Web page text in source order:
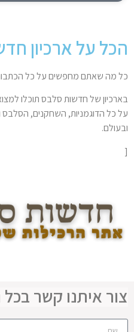
הכל על ארכיון
כל מה שאתם מחפשים על כל
בארכיון של חדשות סלבס תוכלו
על כל הדוגמניות, השחקנים, הסלבס
ובעולם.
[
צור איתנו קשר בכל